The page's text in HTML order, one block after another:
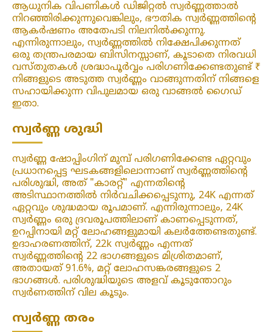
ആധുനിക വിപണികൾ ഡിജിറ്റൽ സ്വർണ്ണത്താൽ
നിറഞ്ഞിരിക്കുന്നുവെങ്കിലും, ഭൗതിക സ്വർണ്ണത്തിന്റെ
ആകർഷണം അതേപടി നിലനിൽക്കുന്നു.
എന്നിരുന്നാലും, സ്വർണ്ണത്തിൽ നിക്ഷേപിക്കുന്നത്
ഒരു തന്ത്രപരമായ ബിസിനസ്സാണ്, കൂടാതെ നിരവധി
വസ്തുതകൾ ശ്രദ്ധാപൂർവ്വം പരിഗണിക്കേണ്ടതുണ്ട് ₹
നിങ്ങളുടെ അടുത്ത സ്വർണ്ണം വാങ്ങുന്നതിന് നിങ്ങളെ
സഹായിക്കുന്ന വിപുലമായ ഒരു വാങ്ങൽ ഗൈഡ്
ഇതാ.
സ്വർണ്ണ ശുദ്ധി
സ്വർണ്ണ ഷോപ്പിംഗിന് മുമ്പ് പരിഗണിക്കേണ്ട ഏറ്റവും
പ്രധാനപ്പെട്ട ഘടകങ്ങളിലൊന്നാണ് സ്വർണ്ണത്തിന്റെ
പരിശുദ്ധി, അത് "കാരറ്റ്" എന്നതിന്റെ
അടിസ്ഥാനത്തിൽ നിർവചിക്കപ്പെടുന്നു, 24K എന്നത്
ഏറ്റവും ശുദ്ധമായ രൂപമാണ്. എന്നിരുന്നാലും, 24K
സ്വർണ്ണം ഒരു ദ്രവരൂപത്തിലാണ് കാണപ്പെടുന്നത്,
ഉറപ്പിനായി മറ്റ് ലോഹങ്ങളുമായി കലർത്തേണ്ടതുണ്ട്.
ഉദാഹരണത്തിന്, 22k സ്വർണ്ണം എന്നത്
സ്വർണ്ണത്തിന്റെ 22 ഭാഗങ്ങളുടെ മിശ്രിതമാണ്,
അതായത് 91.6%, മറ്റ് ലോഹസങ്കരങ്ങളുടെ 2
ഭാഗങ്ങൾ. പരിശുദ്ധിയുടെ അളവ് കൂടുന്തോറും
സ്വർണത്തിന് വില കൂടും.
സ്വർണ്ണ തരം